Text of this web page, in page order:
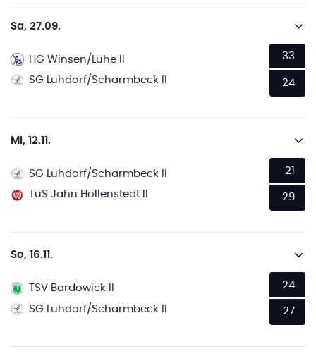
Sa, 27.09.
HG Winsen/Luhe II
SG Luhdorf/Scharmbeck II
33
24
Mi, 12.11.
SG Luhdorf/Scharmbeck II
TuS Jahn Hollenstedt II
21
29
So, 16.11.
TSV Bardowick II
SG Luhdorf/Scharmbeck II
24
27